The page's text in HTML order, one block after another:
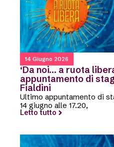
14 Giugno 2026
‘Da noi… a ruota
appuntamento di
Fialdini
Ultimo appuntamento di
14 giugno alle 17.20,
Letto tutto